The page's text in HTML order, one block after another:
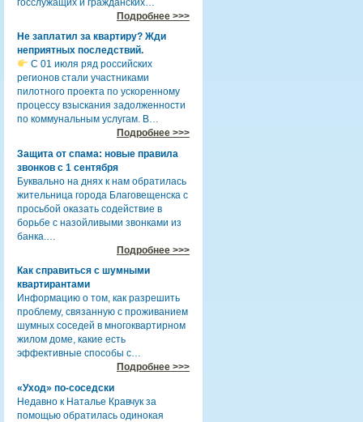
Подробнее >>>
Не заплатил за квартиру? Жди
неприятных последствий.
С 01 июля ряд российских
регионов стали участниками
пилотного проекта по ускоренному
процессу взыскания задолженности
по коммунальным услугам. В…
Подробнее >>>
Защита от спама: новые правила
звонков с 1 сентября
Буквально на днях к нам обратилась
жительница города Благовещенска с
просьбой оказать содействие в
борьбе с назойливыми звонками из
банка.…
Подробнее >>>
Как справиться с шумными
квартирантами
Информацию о том, как разрешить
проблему, связанную с проживанием
шумных соседей в многоквартирном
жилом доме, какие есть
эффективные способы с…
Подробнее >>>
«Уход» по-соседски
Недавно к Наталье Кравчук за
помощью обратилась одинокая